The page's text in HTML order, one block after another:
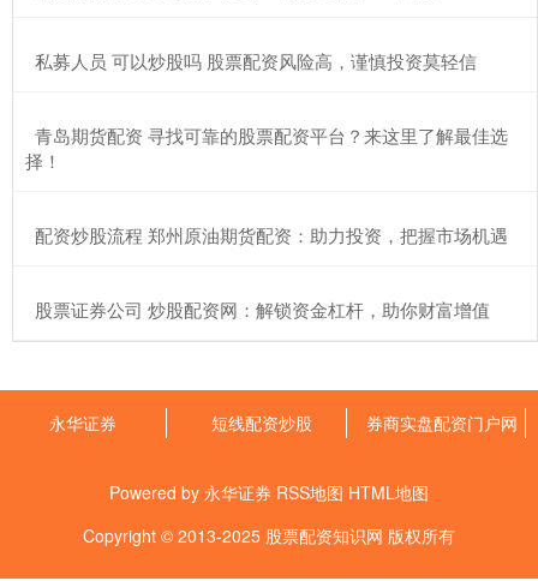
​私募人员 可以炒股吗 股票配资风险高，谨慎投资莫轻信
​青岛期货配资 寻找可靠的股票配资平台？来这里了解最佳选
择！
​配资炒股流程 郑州原油期货配资：助力投资，把握市场机遇
​股票证券公司 炒股配资网：解锁资金杠杆，助你财富增值
永华证券 短线配资炒股 券商实盘配资门户网
Powered by 永华证券 RSS地图 HTML地图
Copyright © 2013-2025 股票配资知识网 版权所有